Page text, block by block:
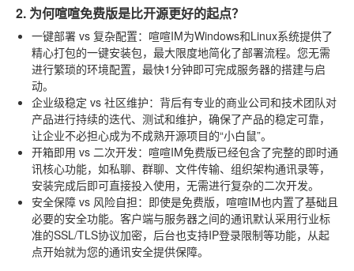
2. 为何喧喧免费版是比开源更好的起点？
一键部署 vs 复杂配置：喧喧IM为Windows和Linux系统提供了
精心打包的一键安装包，最大限度地简化了部署流程。您无需
进行繁琐的环境配置，最快1分钟即可完成服务器的搭建与启
动。
企业级稳定 vs 社区维护：背后有专业的商业公司和技术团队对
产品进行持续的迭代、测试和维护，确保了产品的稳定可靠，
让企业不必担心成为不成熟开源项目的“小白鼠”。
开箱即用 vs 二次开发：喧喧IM免费版已经包含了完整的即时通
讯核心功能，如私聊、群聊、文件传输、组织架构通讯录等，
安装完成后即可直接投入使用，无需进行复杂的二次开发。
安全保障 vs 风险自担：即使是免费版，喧喧IM也内置了基础且
必要的安全功能。客户端与服务器之间的通讯默认采用行业标
准的SSL/TLS协议加密，后台也支持IP登录限制等功能，从起
点开始就为您的通讯安全提供保障。